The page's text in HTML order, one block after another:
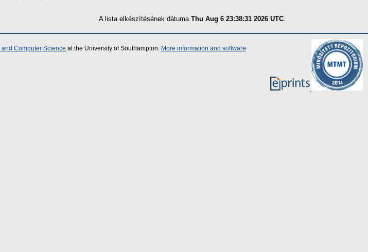
A lista elkészítésének dátuma Thu Aug 6 23:38:31 2026 UTC
Computer Science at the University of Southampton.
More information and software